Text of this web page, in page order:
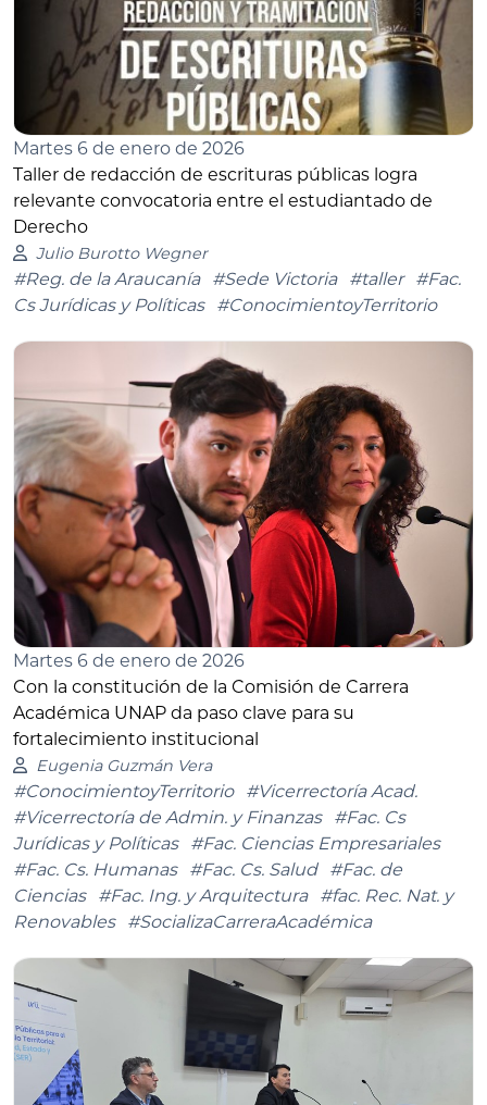
Martes 6 de enero de 2026
Taller de redacción de escrituras públicas logra
relevante convocatoria entre el estudiantado de
Derecho
Julio Burotto Wegner
#Reg. de la Araucanía #Sede Victoria #taller
#Fac.
Cs Jurídicas y Políticas
#ConocimientoyTerritorio
Martes 6 de enero de 2026
Con la constitución de la Comisión de Carrera
Académica UNAP da paso clave para su
fortalecimiento institucional
Eugenia Guzmán Vera
#ConocimientoyTerritorio
#Vicerrectoría Acad.
#Vicerrectoría de Admin. y Finanzas
#Fac. Cs
Jurídicas y Políticas
#Fac. Ciencias Empresariales
#Fac. Cs. Humanas
#Fac. Cs. Salud
#Fac. de
Ciencias
#Fac. Ing. y Arquitectura
#fac. Rec. Nat. y
Renovables
#SocializaCarreraAcadémica